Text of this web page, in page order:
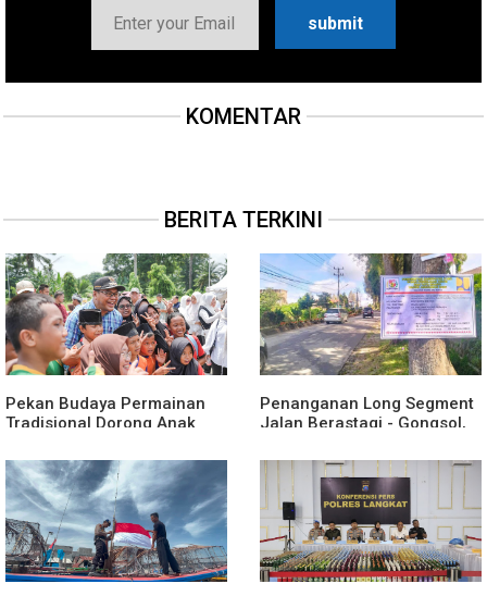
KOMENTAR
BERITA TERKINI
Pekan Budaya Permainan
Tradisional Dorong Anak
Ketergantungan Gadget
Penanganan Long Segment
Jalan Berastagi - Gongsol,
Tingkatkan Kenyamanan
Akses Wisata, Pertanian dan
Perekonomian